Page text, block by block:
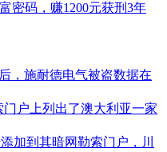
密码，赚1200元获刑3年
，施耐德电气被盗数据在
门户上列出了澳大利亚一家
加到其暗网勒索门户，川